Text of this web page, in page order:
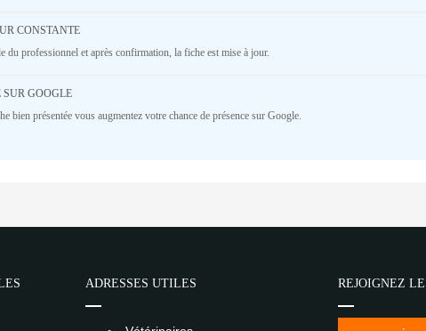
CONSTANTE
du professionnel et après confirmation, la fiche est mise à jour.
SUR GOOGLE
bien présentée vous augmentez votre chance de présence sur Google.
ADRESSES UTILES REJOIGNEZ